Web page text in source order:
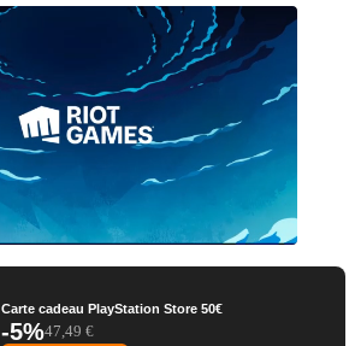
Carte cadeau PlayStation Store 50€
-5%47,49 €